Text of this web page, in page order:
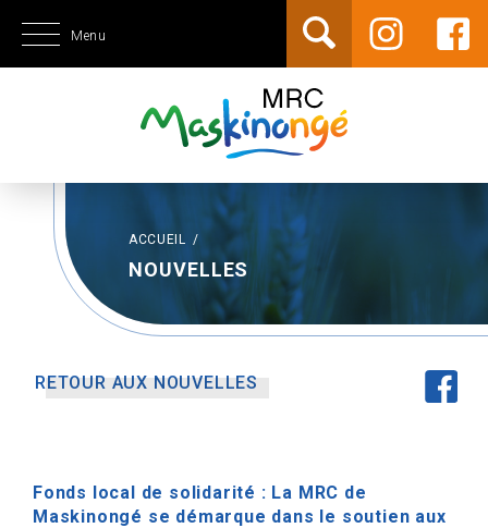
Menu
ACCUEIL /
NOUVELLES
RETOUR AUX NOUVELLES
Fonds local de solidarité : La MRC de
Maskinongé se démarque dans le soutien aux